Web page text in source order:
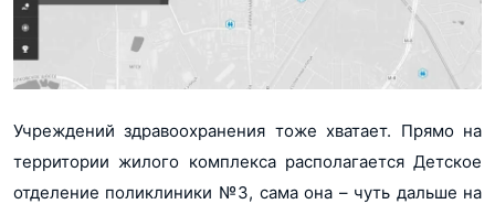
Учреждений здравоохранения тоже хватает. Прямо на
территории жилого комплекса располагается Детское
отделение поликлиники №3, сама она – чуть дальше на